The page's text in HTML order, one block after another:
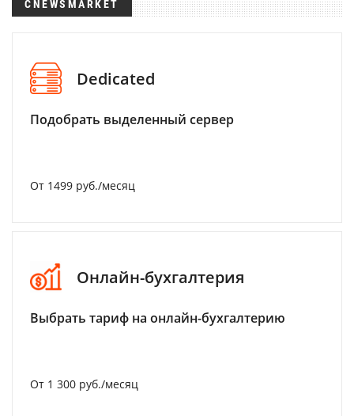
CNEWSMARKET
Dedicated
Подобрать выделенный сервер
От 1499 руб./месяц
Онлайн-бухгалтерия
Выбрать тариф на онлайн-бухгалтерию
От 1 300 руб./месяц